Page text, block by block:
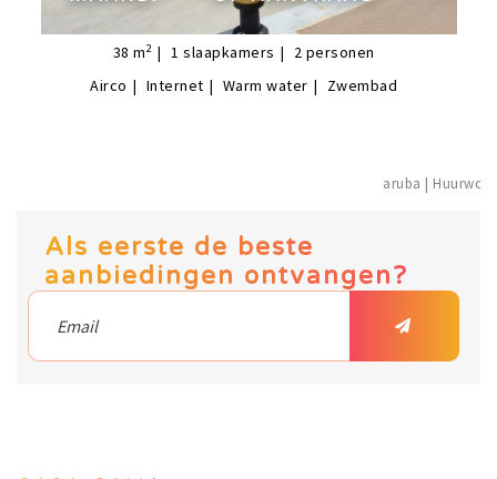
38 m2 1 slaapkamers 2 personen
Airco
Internet Warm water Zwembad
aruba |
Als eerste de beste
aanbiedingen ontvangen?